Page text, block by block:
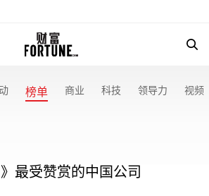
榜单 商业 科技 领导力 视频
最受赞赏的中国公司